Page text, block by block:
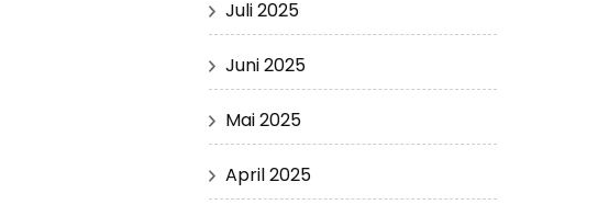
Juli 2025
Juni 2025
Mai 2025
April 2025